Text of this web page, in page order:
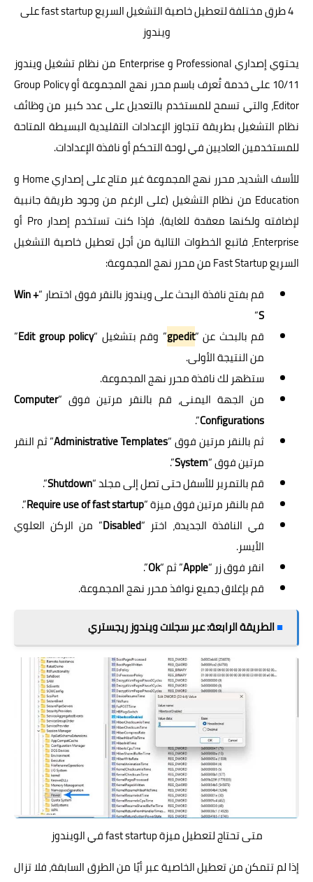
4 طرق مختلفة لتعطيل خاصية التشغيل السريع fast startup على
ويندوز
يحتوي إصداري Professional و Enterprise من نظام تشغيل ويندوز
10/11 على خدمة تُعرف باسم محرر نهج المجموعة أو Group Policy
Editor، والتي تسمح للمستخدم بالتعديل على عدد كبير من وظائف
نظام التشغيل بطريقة تتجاوز الإعدادات التقليدية البسيطة المتاحة
للمستخدمين العاديين في لوحة التحكم أو نافذة الإعدادات.
للأسف الشديد، محرر نهج المجموعة غير متاح على إصداري Home و
Education من نظام التشغيل (على الرغم من وجود طريقة جانبية
لإضافته ولكنها معقدة للغاية). فإذا كنت تستخدم إصدار Pro أو
Enterprise، فاتبع الخطوات التالية من أجل تعطيل خاصية التشغيل
السريع Fast Startup من محرر نهج المجموعة:
قم بفتح نافذة البحث على ويندوز بالنقر فوق اختصار “Win +
S
”
قم بالبحث عن “gpedit” وقم بتشغيل “Edit group policy
”
من النتيجة الأولى.
ستظهر لك نافذة محرر نهج المجموعة.
من الجهة اليمنى، قم بالنقر مرتين فوق “Computer
Configurations
”.
ثم بالنقر مرتين فوق “Administrative Templates” ثم النقر
مرتين فوق “System
”.
قم بالتمرير للأسفل حتى تصل إلى مجلد “Shutdown
”.
قم بالنقر مرتين فوق ميزة “Require use of fast startup
”.
في النافذة الجديدة، اختر “Disabled” من الركن العلوي
الأيسر.
انقر فوق زر “Apple” ثم “Ok
”.
قم بإغلاق جميع نوافذ محرر نهج المجموعة.
■الطريقة الرابعة: عبر سجلات ويندوز ريجستري
متى تحتاج لتعطيل ميزة fast startup في الويندوز
إذا لم تتمكن من تعطيل الخاصية عبر أيًا من الطرق السابقة، فلا تزال